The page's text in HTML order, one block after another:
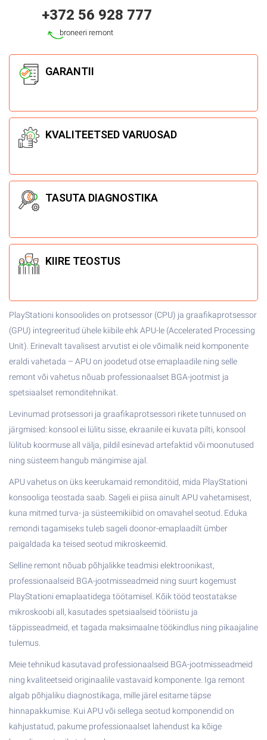
+372 56 928 777
broneeri remont
GARANTII
KVALITEETSEDVARUOSAD
TASUTA DIAGNOSTIKA
KIIRE TEOSTUS
PlayStationi konsoolides on protsessor (CPU) ja graafikaprotsessor
(GPU) integreeritud ühele kiibile ehk APU-le (Accelerated Processing
Unit). Erinevalt tavalisest arvutist ei ole võimalik neid komponente
eraldi vahetada – APU on joodetud otse emaplaadile ning selle
remont või vahetus nõuab professionaalset BGA-jootmist ja
spetsiaalset remonditehnikat.
Levinumad protsessori ja graafikaprotsessori rikete tunnused on
järgmised: konsool ei lülitu sisse, ekraanile ei kuvata pilti, konsool
lülitub koormuse all välja, pildil esinevad artefaktid või moonutused
ning süsteem hangub mängimise ajal.
APU vahetus on üks keerukamaid remonditöid, mida PlayStationi
konsooliga teostada saab. Sageli ei piisa ainult APU vahetamisest,
kuna mitmed turva- ja süsteemikiibid on omavahel seotud. Eduka
remondi tagamiseks tuleb sageli doonor-emaplaadilt ümber
paigaldada ka teised seotud mikroskeemid.
Selline remont nõuab põhjalikke teadmisi elektroonikast,
professionaalseid BGA-jootmisseadmeid ning suurt kogemust
PlayStationi emaplaatidega töötamisel. Kõik tööd teostatakse
mikroskoobi all, kasutades spetsiaalseid tööriistu ja
täppisseadmeid, et tagada maksimaalne töökindlus ning pikaajaline
tulemus.
Meie tehnikud kasutavad professionaalseid BGA-jootmisseadmeid
ning kvaliteetseid originaalile vastavaid komponente. Iga remont
algab põhjaliku diagnostikaga, mille järel esitame täpse
hinnapakkumise. Kui APU või sellega seotud komponendid on
kahjustatud, pakume professionaalset lahendust ka kõige